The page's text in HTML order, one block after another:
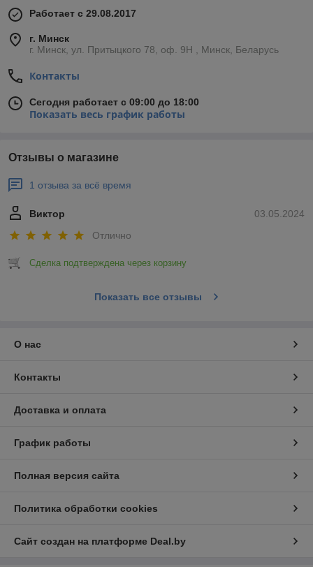
Работает с 29.08.2017
г. Минск
г. Минск, ул. Притыцкого 78, оф. 9Н , Минск, Беларусь
Контакты
Сегодня работает с 09:00 до 18:00
Показать весь график работы
Отзывы о магазине
1 отзыва за всё время
03.05.2024
Виктор
Отлично
Сделка подтверждена через корзину
Показать все отзывы
О нас
Контакты
Доставка и оплата
График работы
Полная версия сайта
Политика обработки cookies
Сайт создан на платформе Deal.by